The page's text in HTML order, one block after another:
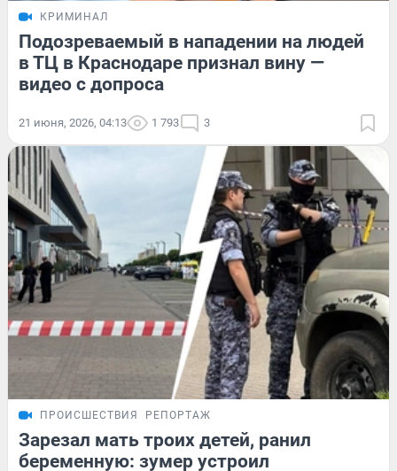
КРИМИНАЛ
Подозреваемый в нападении на людей
в ТЦ в Краснодаре признал вину —
видео с допроса
21 июня, 2026, 04:13 1 793 3
ПРОИСШЕСТВИЯ РЕПОРТАЖ
Зарезал мать троих детей, ранил
беременную: зумер устроил